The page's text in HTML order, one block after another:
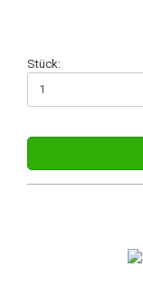
Stück: